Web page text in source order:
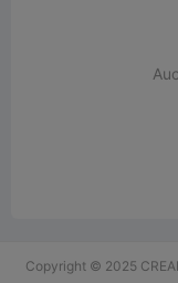
Copyright © 2025